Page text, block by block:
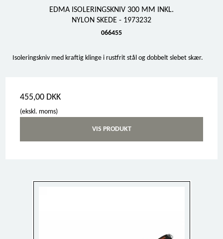
EDMA ISOLERINGSKNIV 300 MM INKL.
NYLON SKEDE - 1973232
066455
Isoleringskniv med kraftig klinge i rustfrit stål og dobbelt slebet skær.
455,00 DKK
(ekskl. moms)
VIS PRODUKT